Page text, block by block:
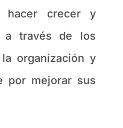
hacer crecer y
a través de los
organización y
por mejorar sus